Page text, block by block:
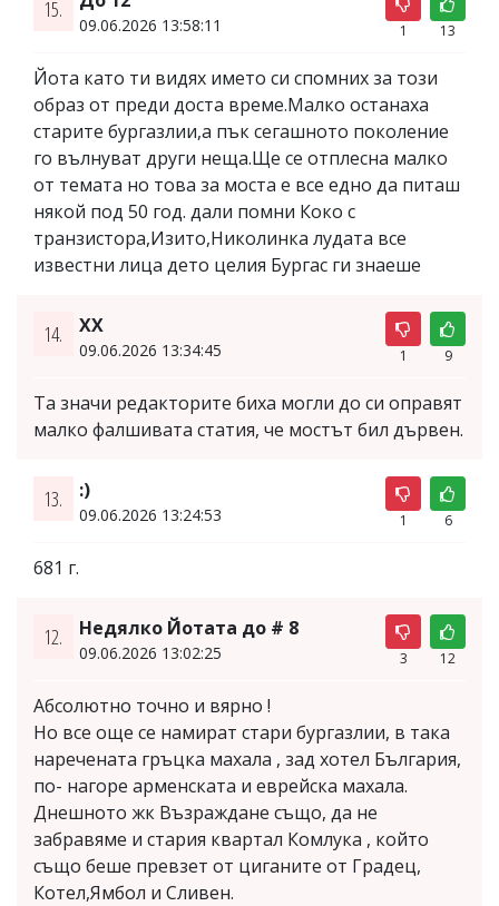
15.
09.06.2026 13:58:11 1 13
Йота като ти видях името си спомних за този
образ от преди доста време.Малко останаха
старите бургазлии,а пък сегашното поколение
го вълнуват други неща.Ще се отплесна малко
от темата но това за моста е все едно да питаш
някой под 50 год. дали помни Коко с
транзистора,Изито,Николинка лудата все
известни лица дето целия Бургас ги знаеше
14. ХХ
09.06.2026 13:34:45 1 9
Та значи редакторите биха могли до си оправят
малко фалшивата статия, че мостът бил дървен.
13. :)
09.06.2026 13:24:53 1 6
681 г.
12. Недялко Йотата до # 8
09.06.2026 13:02:25 3 12
Абсолютно точно и вярно !
Но все още се намират стари бургазлии, в така
наречената гръцка махала , зад хотел България,
по- нагоре арменската и еврейска махала.
Днешното жк Възраждане също, да не
забравяме и стария квартал Комлука , който
също беше превзет от циганите от Градец,
Котел,Ямбол и Сливен.